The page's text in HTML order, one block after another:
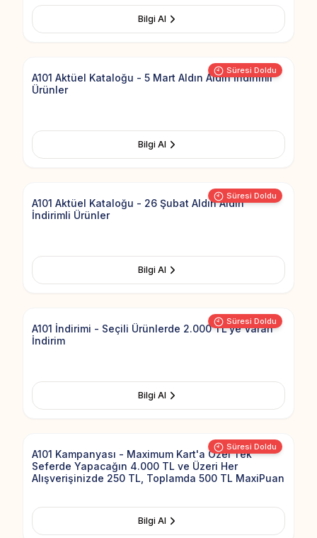
Bilgi Al
Süresi Doldu
Add to
A101 Aktüel Kataloğu - 5 Mart Aldın Aldın İndirimli
Ürünler
Bilgi Al
Süresi Doldu
Add to
A101 Aktüel Kataloğu - 26 Şubat Aldın Aldın
İndirimli Ürünler
Bilgi Al
Süresi Doldu
Add to
A101 İndirimi - Seçili Ürünlerde 2.000 TL'ye Varan
İndirim
Bilgi Al
Süresi Doldu
Add to
A101 Kampanyası - Maximum Kart'a Özel Tek
Seferde Yapacağın 4.000 TL ve Üzeri Her
Alışverişinizde 250 TL, Toplamda 500 TL MaxiPuan
Bilgi Al